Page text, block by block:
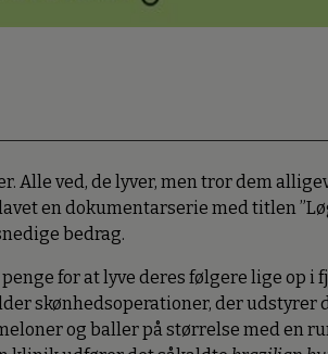
Alle ved, de lyver, men tror dem
en dokumentarserie med titlen
bedrag.
for at lyve deres følgere lige op i
skønhedsoperationer, der udstyrer
og baller på størrelse med en